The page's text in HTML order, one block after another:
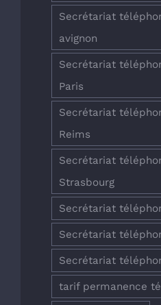
Secrétariat
avignon
Secrétariat
Paris
Secrétariat
Reims
Secrétariat
Strasbourg
Secrétariat
Secrétariat
Secrétariat
tarif permanence